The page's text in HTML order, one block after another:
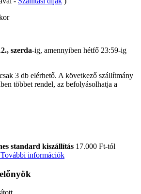
szerda-ig, amennyiben hétfő 23:59-ig
3 db elérhető. A következő szállítmány
többet rendel, az befolyásolhatja a
standard kiszállítás 17.000 Ft-tól
További információk